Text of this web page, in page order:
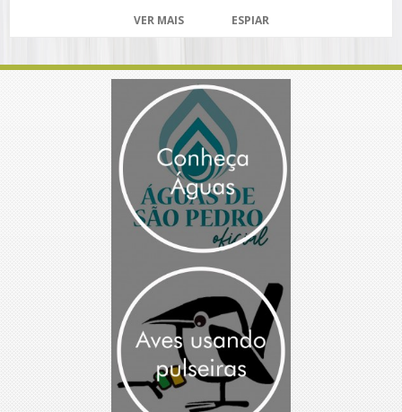
VER MAIS ESPIAR